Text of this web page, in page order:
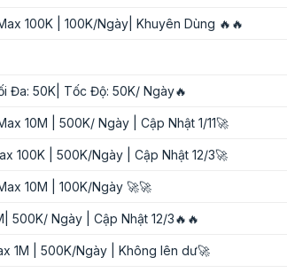
100K | 100K/Ngày| Khuyên Dùng 🔥🔥
Đa: 50K| Tốc Độ: 50K/ Ngày🔥
10M | 500K/ Ngày | Cập Nhật 1/11🚀
100K | 500K/Ngày | Cập Nhật 12/3🚀
10M | 100K/Ngày 🚀🚀
500K/ Ngày | Cập Nhật 12/3🔥🔥
1M | 500K/Ngày | Không lên dư🚀